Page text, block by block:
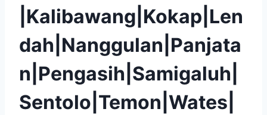
|Kalibawang|Kokap|Len
dah|Nanggulan|Panjata
n|Pengasih|Samigaluh|
Sentolo|Temon|Wates|